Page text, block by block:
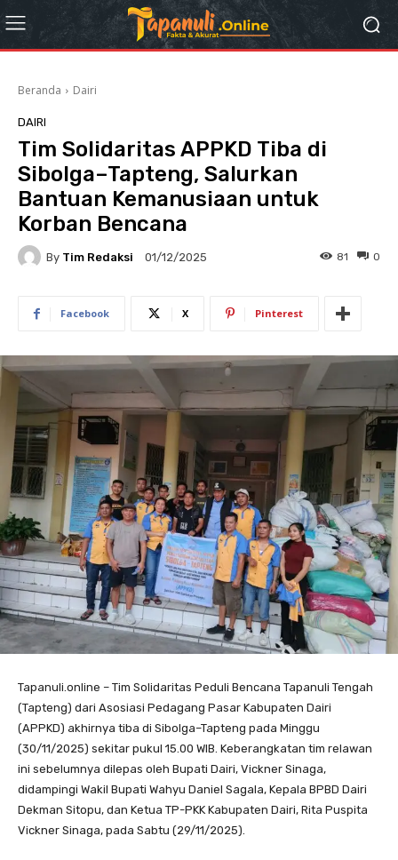
Beranda Dairi
DAIRI
Tim Solidaritas APPKD Tiba di
Sibolga–Tapteng, Salurkan
Bantuan Kemanusiaan untuk
Korban Bencana
By Tim Redaksi 01/12/2025 0
81
Facebook X Pinterest
Tapanuli.online – Tim Solidaritas Peduli Bencana Tapanuli Tengah
(Tapteng) dari Asosiasi Pedagang Pasar Kabupaten Dairi
(APPKD) akhirnya tiba di Sibolga–Tapteng pada Minggu
(30/11/2025) sekitar pukul 15.00 WIB. Keberangkatan tim relawan
ini sebelumnya dilepas oleh Bupati Dairi, Vickner Sinaga,
didampingi Wakil Bupati Wahyu Daniel Sagala, Kepala BPBD Dairi
Dekman Sitopu, dan Ketua TP-PKK Kabupaten Dairi, Rita Puspita
Vickner Sinaga, pada Sabtu (29/11/2025).